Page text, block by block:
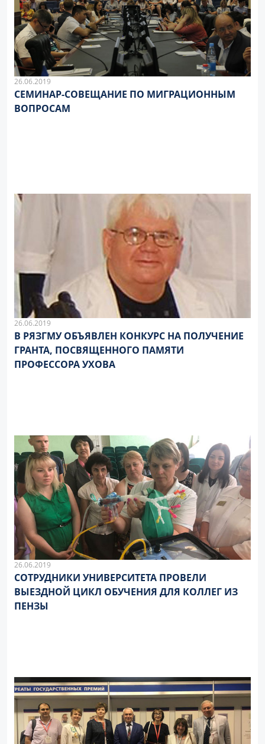
26.06.2019
СЕМИНАР-СОВЕЩАНИЕ ПО МИГРАЦИОННЫМ
ВОПРОСАМ
26.06.2019
В РЯЗГМУ ОБЪЯВЛЕН КОНКУРС НА ПОЛУЧЕНИЕ
ГРАНТА, ПОСВЯЩЕННОГО ПАМЯТИ
ПРОФЕССОРА УХОВА
26.06.2019
СОТРУДНИКИ УНИВЕРСИТЕТА ПРОВЕЛИ
ВЫЕЗДНОЙ ЦИКЛ ОБУЧЕНИЯ ДЛЯ КОЛЛЕГ ИЗ
ПЕНЗЫ